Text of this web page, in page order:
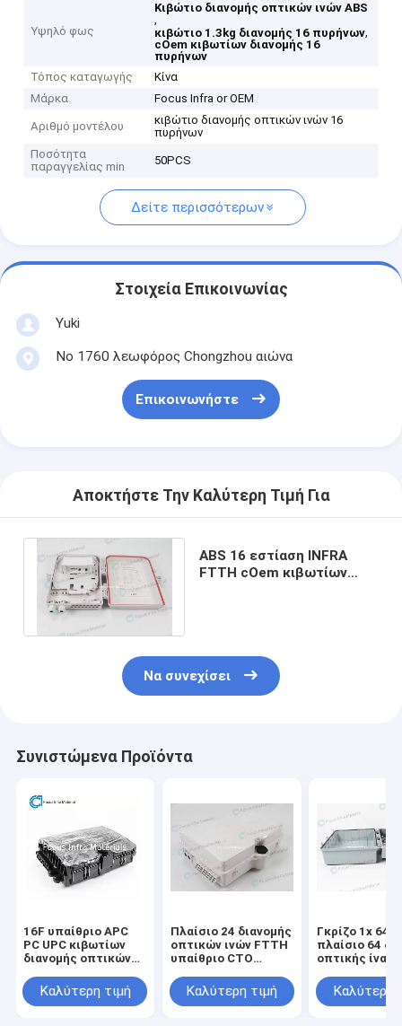
Υψηλό φως
Κιβώτιο διανομής οπτικών ινών ABS
,
κιβώτιο 1.3kg διανομής 16 πυρήνων,
cOem κιβωτίων διανομής 16
πυρήνων
Τόπος καταγωγής
Κίνα
Μάρκα
Focus Infra or OEM
Αριθμό μοντέλου
κιβώτιο διανομής οπτικών ινών 16
πυρήνων
Ποσότητα
παραγγελίας min
50PCS
Δείτε περισσότερων
Στοιχεία Επικοινωνίας
Yuki
Νο 1760 λεωφόρος Chongzhou αιώνα
Επικοινωνήστε
Αποκτήστε Την Καλύτερη Τιμή Για
ABS 16 εστίαση INFRA
FTTH cOem κιβωτίων
Να συνεχίσει
Συνιστώμενα Προϊόντα
16F υπαίθριο APC
PC UPC κιβωτίων
διανομής οπτικών
IP68 8Καλύτερη τιμή
Πλαίσιο 24 διανομής
οπτικών ινών FTTH
υπαίθριο CTO
Καλύτερη τιμή
Γκρίζο 1x 64
πλαίσιο 64
οπτικής ίνας
Καλύτερη